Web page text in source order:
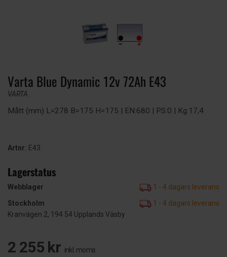
Varta Blue Dynamic 12v 72Ah E43
VARTA
Mått (mm) L=278 B=175 H=175 | EN:680 | PS:0 | Kg:17,4
Artnr: E43
Lagerstatus
Webblager
1 - 4 dagars leverans
Stockholm
1 - 4 dagars leverans
Kranvägen 2, 194 54 Upplands Väsby
2 255 kr inkl. moms